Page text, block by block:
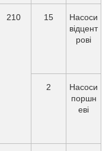
210 15
Насоси
відцент
рові
2
Насоси
поршн
еві